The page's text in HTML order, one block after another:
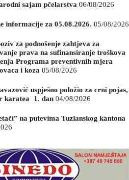
sajam pčelarstva 06/08/2026
informacije za 05.08.2026. 05/08/2026
za podnošenje zahtjeva za
prava na sufinansiranje troškova
Programa preventivnih mjera
i koza 05/08/2026
uspješno položio za crni pojas,
karatea 1. dan 04/08/2026
na putevima Tuzlanskog kantona